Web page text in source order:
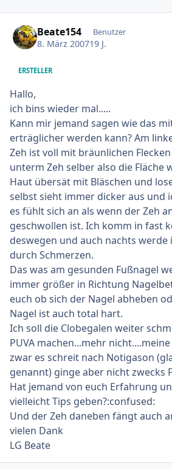
Beate154 Benutzer
8. März 200719 J.
ERSTELLER
Hallo,
ich bins wieder mal.....
Kann mir jemand sagen wie das
erträglicher werden kann? Am
Zeh ist voll mit bräunlichen
unterm Zeh selber also die Fläche
Haut übersät mit Bläschen und
selbst sieht immer dicker aus und
es fühlt sich an als wenn der Zeh
geschwollen ist. Ich komm in fast
deswegen und auch nachts werde
durch Schmerzen.
Das was am gesunden Fußnagel
immer größer in Richtung
euch ob sich der Nagel abheben
Nagel ist auch total hart.
Ich soll die Clobegalen weiter
PUVA machen...mehr
zwar es schreit nach Notigason
genannt) ginge aber nicht zwecks
Hat jemand von euch Erfahrung
vielleicht Tips geben?:confused:
Und der Zeh daneben fängt auch
vielen Dank
LG Beate